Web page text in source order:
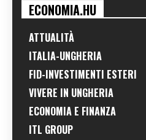
ECONOMIA.HU
ATTUALITÀ
ITALIA-UNGHERIA
FID-INVESTIMENTI ESTERI
VIVERE IN UNGHERIA
ECONOMIA E FINANZA
ITL GROUP